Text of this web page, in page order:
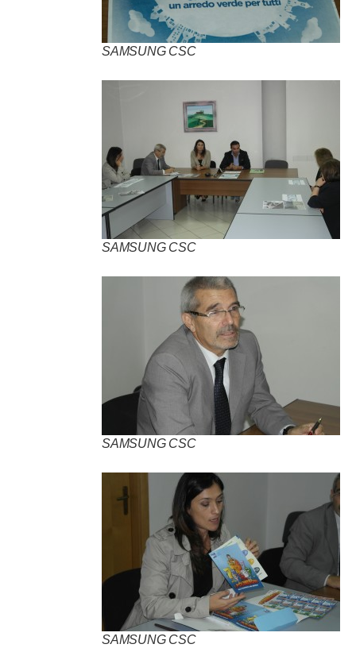
SAMSUNG CSC
SAMSUNG CSC
SAMSUNG CSC
SAMSUNG CSC